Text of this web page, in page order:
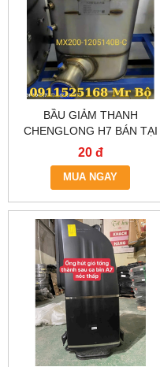
BẦU GIẢM THANH
CHENGLONG H7 BÁN TẠI
HÀ NỘI & TP HỒ CHÍ MINH
20 đ
MUA NGAY